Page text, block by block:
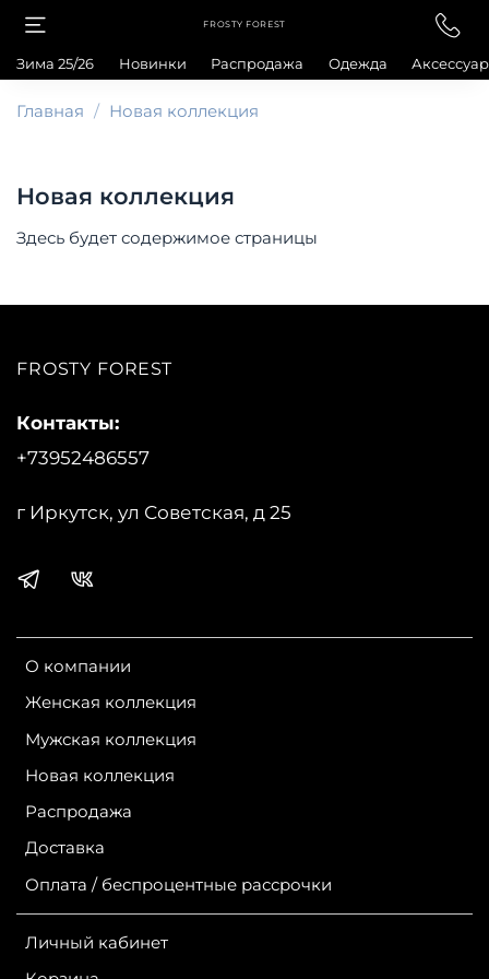
FROSTY FOREST
Зима 25/26 Новинки Распродажа Одежда
Главная Новая коллекция
Новая коллекция
Здесь будет содержимое страницы
FROSTY FOREST
О компании
Женская коллекция
Мужская коллекция
Новая коллекция
Распродажа
Доставка
Оплата / беспроцентные рассрочки
Личный кабинет
Контакты:
+73952486557
г Иркутск, ул Советская, д 25